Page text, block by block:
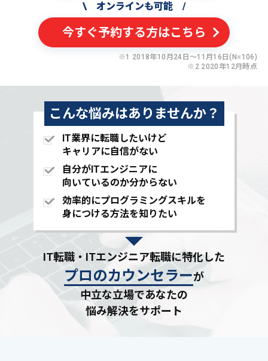
\ オンラインも可能 /
今すぐ予約する方はこちら
※1 2018年10月24日〜11月16日(N=106)
※2 2020年12月時点
こんな悩みはありませんか？
IT業界に転職したいけど
キャリアに自信がない
自分がITエンジニアに
向いているのか分からない
効率的にプログラミングスキルを
身につける方法を知りたい
IT転職・ITエンジニア転職に特化した
プロのカウンセラーが
中立な立場であなたの
悩み解決をサポート